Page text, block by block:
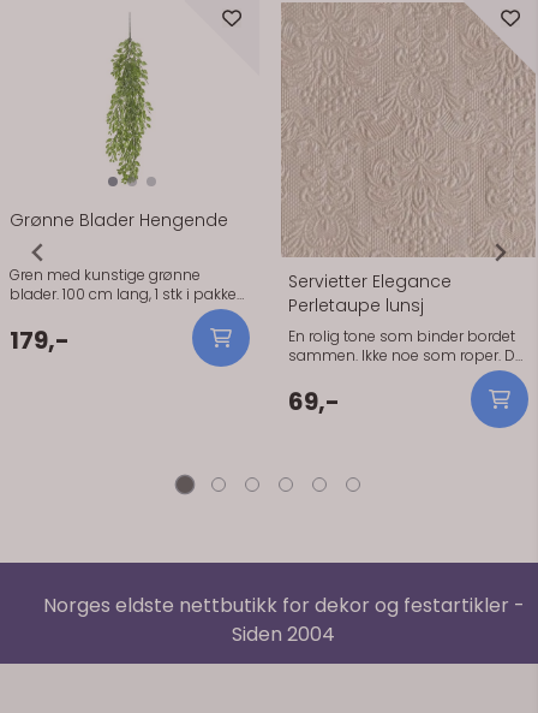
Grønne Blader Hengende
Gren med kunstige grønne
blader. 100 cm lang, 1 stk i pakken.
Gren med kunstige grønne
blader. 100 cm lang, 1 stk i pakken.
Nydelig som bryllupsdekorasjon,
eller sammen med ballongbuer
179,-
Servietter Elegance
Perletaupe lunsj
En rolig tone som binder bordet
sammen. Ikke noe som roper. De
fungerer godt til en enkel dekking.
Ligger pent og gjør bordet mer
gjennomført uten ekstra innsats.
Perletaupe passer fint når du har
Praktisk info: Størrelse: 33 x 33 cm
69,-
Norges eldste nettbutikk for dekor og festartikler -
Siden 2004